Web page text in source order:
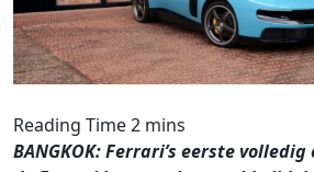
BANGKOK: Ferrari’s eerste